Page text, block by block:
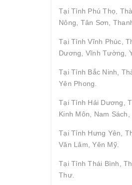
Tại Tỉnh Phú Thọ,
Nông, Tân Sơn,
Tại Tỉnh Vĩnh Phúc,
Dương, Vĩnh Tường,
Tại Tỉnh Bắc Ninh,
Yên Phong.
Tại Tỉnh Hải Dương,
Kinh Môn, Nam
Tại Tỉnh Hưng Yên,
Văn Lâm, Yên Mỹ.
Tại Tỉnh Thái Bình,
Thư.